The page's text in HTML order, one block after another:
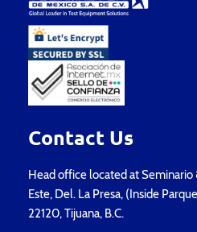
Contact Us
Head office located at Seminario
Este, Del. La Presa, (Inside
22120, Tijuana, B.C.